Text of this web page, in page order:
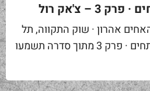
3 – צ'אק רול
אהרון · שוק התקווה, תל
אביב אנציקלופדיית הנתחים · פרק 3 מתוך סדרה תשמעו
הבשר הטובות...